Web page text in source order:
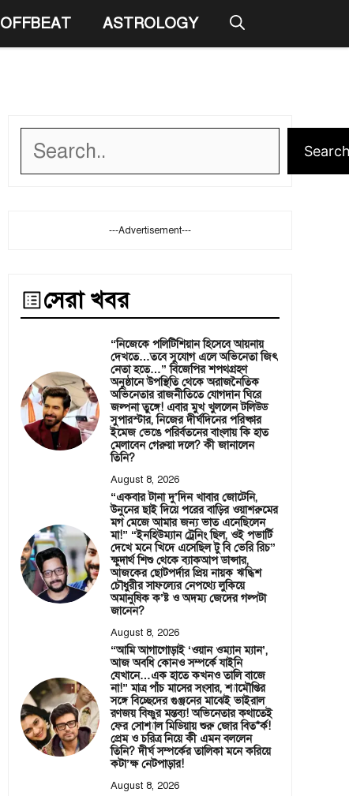
OFFBEAT ASTROLOGY
Search
---Advertisement---
সেরা খবর
“নিজেকে পলিটিশিয়ান হিসেবে আয়নায়
দেখতে…তবে সুযোগ এলে অভিনেতা জিৎ
নেতা হতে…” বিজেপির শপথগ্রহণ
অনুষ্ঠানে উপস্থিতি থেকে অরাজনৈতিক
অভিনেতার রাজনীতিতে যোগদান ঘিরে
জল্পনা তুঙ্গে! এবার মুখ খুললেন টলিউড
সুপারস্টার, নিজের দীর্ঘদিনের পরিষ্কার
ইমেজ ভেঙে পরির্বতনের বাংলায় কি হাত
মেলাবেন গেরুয়া দলে? কী জানালেন
তিনি?
August 8, 2026
“একবার টানা দু’দিন খাবার জোটেনি,
উনুনের ছাই দিয়ে পরের বাড়ির ওয়াশরুমের
মগ মেজে আমার জন্য ভাত এনেছিলেন
মা!” “ইনহিউম্যান ট্রেনিং ছিল, ওই পভার্টি
দেখে মনে খিদে এসেছিল টু বি ভেরি রিচ”
ক্ষুদার্থ শিশু থেকে ব্যাকআপ ডান্সার,
আজকের ছোটপর্দার প্রিয় নায়ক ঋদ্ধিশ
চৌধুরীর সাফল্যের নেপথ্যে লুকিয়ে
অমানুষিক ক’ষ্ট ও অদম্য জেদের গল্পটা
জানেন?
August 8, 2026
“আমি আগাগোড়াই ‘ওয়ান ওম্যান ম্যান’,
আজ অবধি কোনও সম্পর্কে যাইনি
যেখানে…এক হাতে কখনও তালি বাজে
না!” মাত্র পাঁচ মাসের সংসার, শ্যামৌপ্তির
সঙ্গে বিচ্ছেদের গুঞ্জনের মাঝেই ভাইরাল
রণজয় বিষ্ণুর মন্তব্য! অভিনেতার কথাতেই
ফের সোশ্যাল মিডিয়ায় শুরু জোর বিত*র্ক!
প্রেম ও চরিত্র নিয়ে কী এমন বললেন
তিনি? দীর্ঘ সম্পর্কের তালিকা মনে করিয়ে
কটা’ক্ষ নেটপাড়ার!
August 8, 2026